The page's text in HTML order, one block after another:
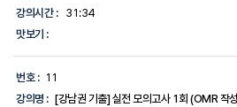
강의시간 :
31:34
맛보기 :
번호 : 11
강의명 : [강남권 기출] 실전 모의고사 1회 (OMR 작